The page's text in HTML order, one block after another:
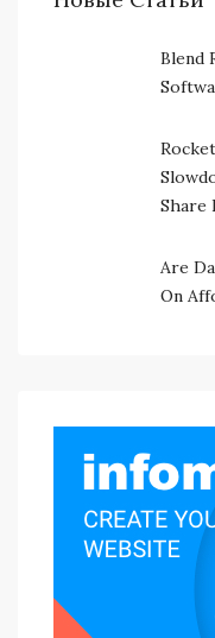
Blend
Share
Are
On